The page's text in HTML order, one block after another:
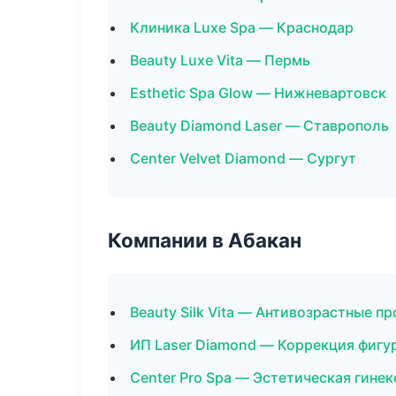
Клиника Luxe Spa — Краснодар
Beauty Luxe Vita — Пермь
Esthetic Spa Glow — Нижневартовск
Beauty Diamond Laser — Ставрополь
Center Velvet Diamond — Сургут
Компании в Абакан
Beauty Silk Vita — Антивозрастные
ИП Laser Diamond — Коррекция
Center Pro Spa — Эстетическая